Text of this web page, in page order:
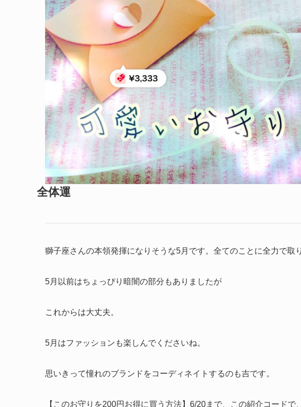
全体運
獅子座さんの本領発揮になりそうな5月です。全てのことに全力で取
5月以前はちょっぴり暗闇の部分もありましたが
これからは大丈夫。
5月はファッションも楽しんでくださいね。
思いきって憧れのブランドをコーディネイトするのも吉です。
【このお守りを200円お得に買う方法】6/20まで、この紹介コード